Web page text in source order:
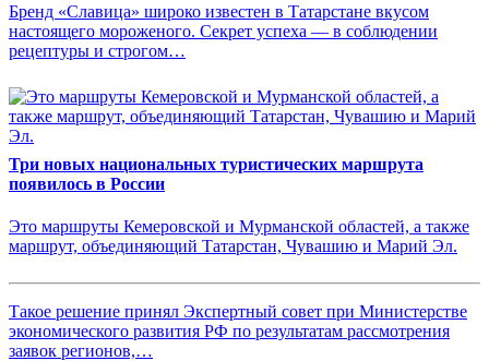
Бренд «Славица» широко известен в Татарстане вкусом
настоящего мороженого. Секрет успеха — в соблюдении
рецептуры и строгом…
Три новых национальных туристических маршрута
появилось в России
Это маршруты Кемеровской и Мурманской областей, а также
маршрут, объединяющий Татарстан, Чувашию и Марий Эл.
Такое решение принял Экспертный совет при Министерстве
экономического развития РФ по результатам рассмотрения
заявок регионов,…